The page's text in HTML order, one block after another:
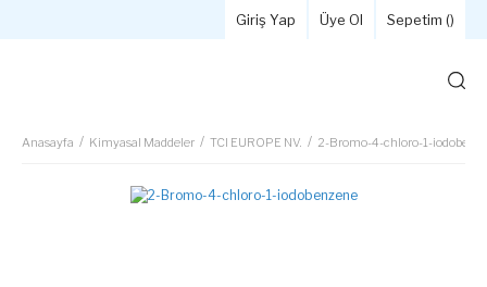
Giriş Yap Üye Ol Sepetim ()
Anasayfa Kimyasal Maddeler TCI EUROPE NV. 2-Bromo-4-chloro-1-